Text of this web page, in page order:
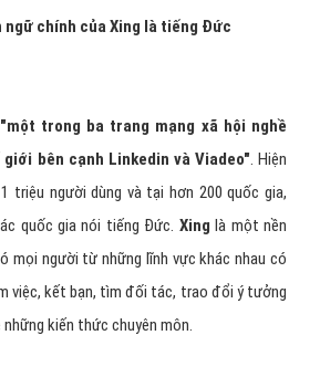
ngữ chính của Xing là tiếng Đức
"một trong ba trang mạng xã hội nghề
bên cạnh Linkedin và Viadeo". Hiện
triệu người dùng và tại hơn 200 quốc gia,
quốc gia nói tiếng Đức. Xing là một nền
mọi người từ những lĩnh vực khác nhau có
việc, kết bạn, tìm đối tác, trao đổi ý tưởng
những kiến thức chuyên môn.